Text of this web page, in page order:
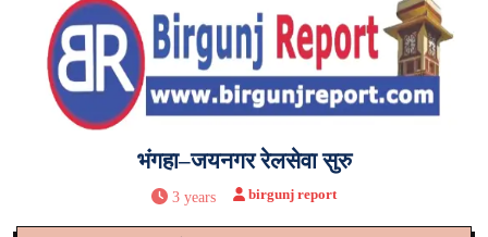
भंगहा–जयनगर रेलसेवा सुरु
3 years birgunj report